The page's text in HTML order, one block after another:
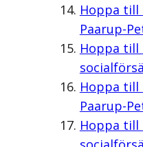
Hoppa till
Paarup-
Hoppa till
Hoppa till
Paarup-
Hoppa till